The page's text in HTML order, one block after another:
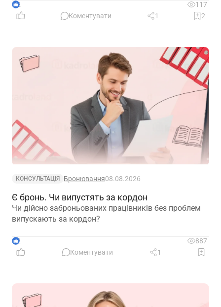
2
117
Коментувати
1 2
КОНСУЛЬТАЦІЯ Бронювання08.08.2026
Є бронь. Чи випустять за кордон
Чи дійсно заброньованих працівників без проблем
випускають за кордон?
2
887
Коментувати
1